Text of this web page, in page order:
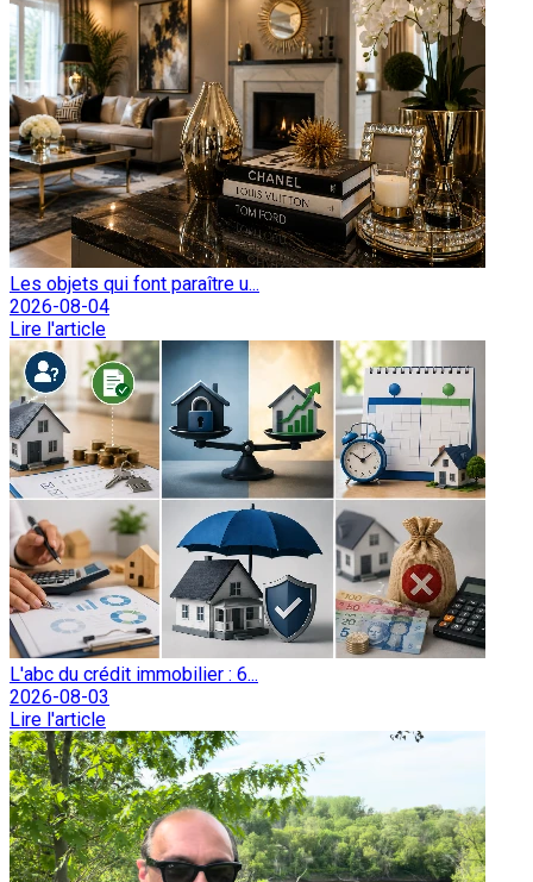
Les objets qui font paraître u...
2026-08-04
Lire l'article
L'abc du crédit immobilier : 6...
2026-08-03
Lire l'article